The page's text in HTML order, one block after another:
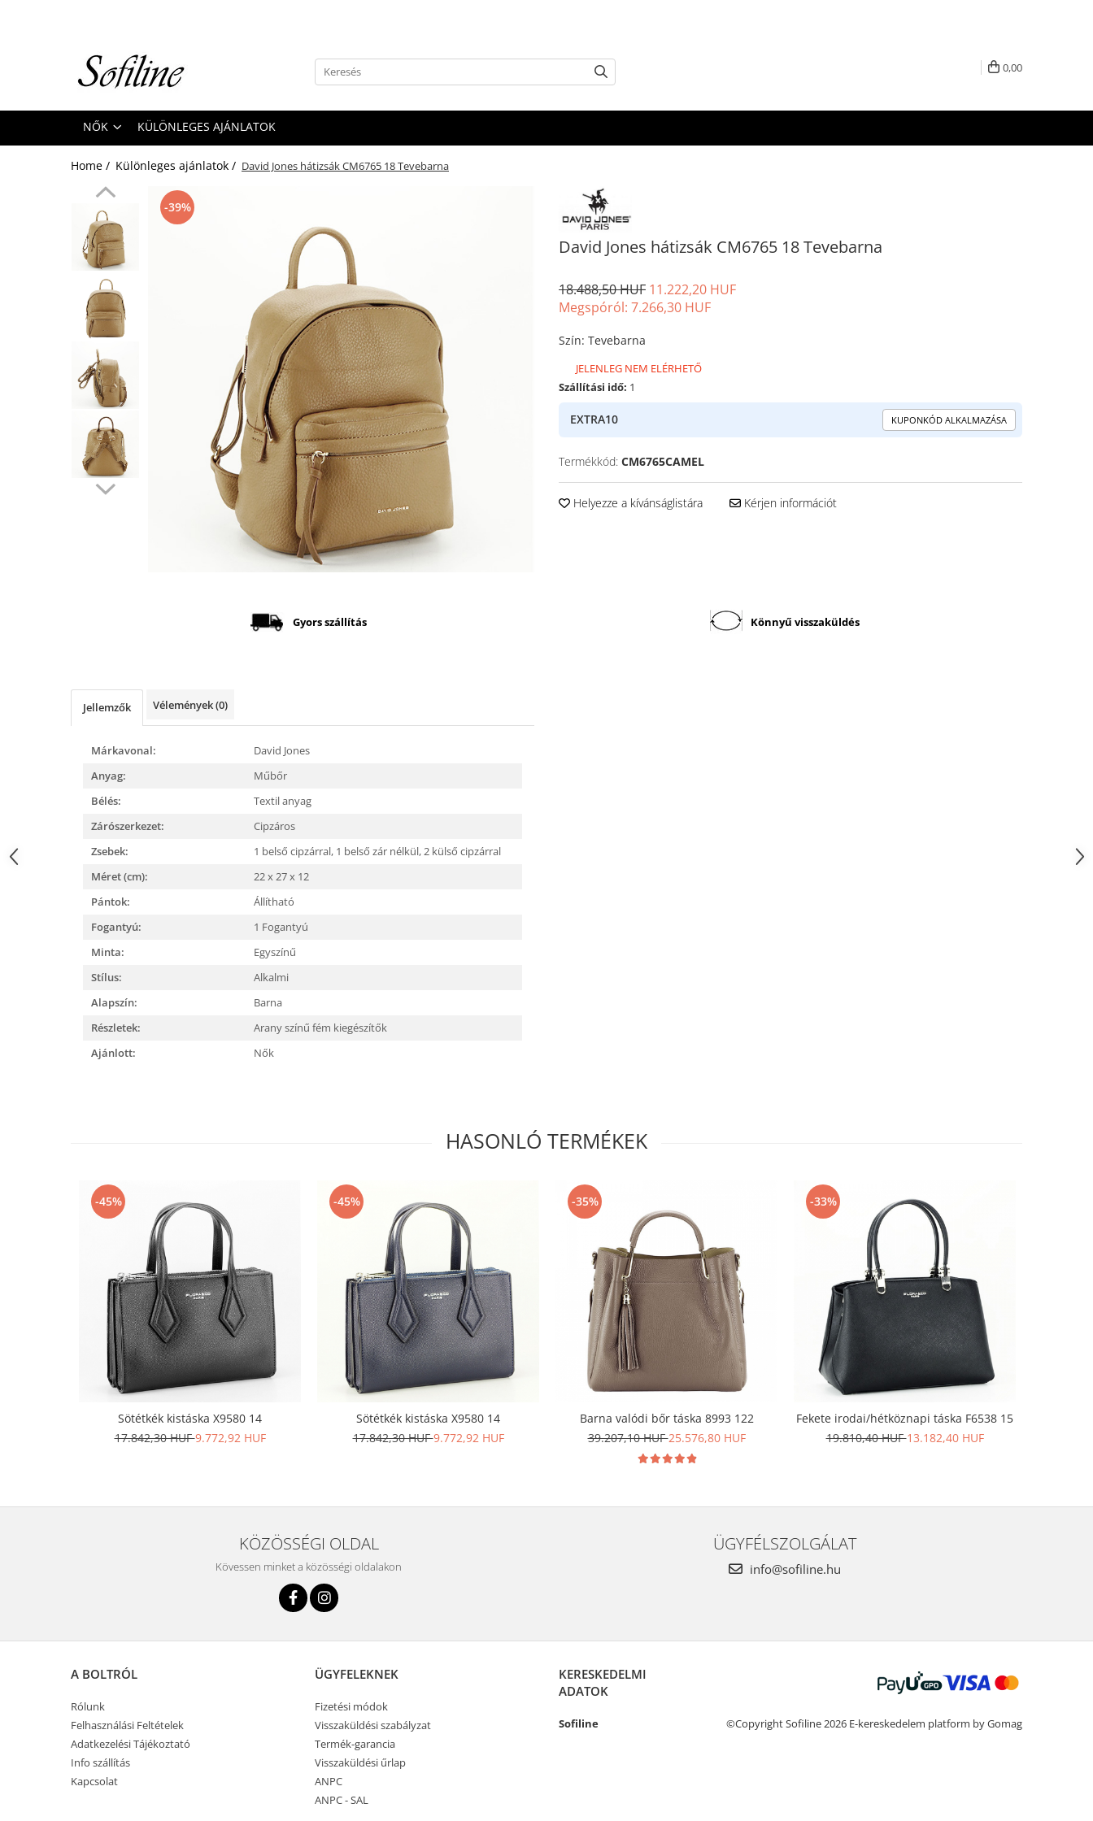
Táskák és retikülök
0,00
NŐK KÜLÖNLEGES AJÁNLATOK
Home / Különleges ajánlatok / David Jones hátizsák CM6765 18 Tevebarna
David Jones hátizsák CM6765 18 Tevebarna
-39%
Facebook
18.488,50 HUF 11.222,20 HUF
Megspóról: 7.266,30 HUF
Szín: Tevebarna
JELENLEG NEM ELÉRHETŐ
Szállítási idő: 1
EXTRA10 KUPONKÓD ALKALMAZÁSA
Termékkód: CM6765CAMEL
Helyezze a kívánságlistára Kérjen információt
Gyors szállítás Könnyű visszaküldés
Jellemzők Vélemények(0)
Márkavonal:
David Jones
Anyag:
Műbőr
Bélés:
Textil anyag
Zárószerkezet:
Cipzáros
Zsebek:
1 belső cipzárral, 1 belső zár nélkül,2 külső cipzárral
Méret (cm):
22 x 27 x 12
Pántok:
Állítható
Fogantyú:
1 Fogantyú
Minta:
Egyszínű
Stílus:
Alkalmi
Alapszín:
Barna
Részletek:
Arany színű fém kiegészítők
Ajánlott:
Nők
HASONLÓ TERMÉKEK
-45%
Sötétkék kistáska X9580 14
17.842,30 HUF9.772,92 HUF
-45%
Sötétkék kistáska X9580 14
17.842,30 HUF9.772,92 HUF
-35%
Barna valódi bőr táska 8993 122
39.207,10 HUF25.576,80 HUF
-33%
Fekete irodai/hétköznapi táska F6538 15
19.810,40 HUF13.182,40 HUF
KÖZÖSSÉGI OLDAL
Kövessen minket a közösségi oldalakon
ÜGYFÉLSZOLGÁLAT
info@sofiline.hu
A BOLTRÓL
Rólunk
Felhasználási Feltételek
Adatkezelési Tájékoztató
Info szállítás
Kapcsolat
ÜGYFELEKNEK
Fizetési módok
Visszaküldési szabályzat
Termék-garancia
Visszaküldési űrlap
ANPC
ANPC - SAL
KERESKEDELMI
ADATOK
Sofiline ©Copyright Sofiline 2026 E-kereskedelem platform by Gomag